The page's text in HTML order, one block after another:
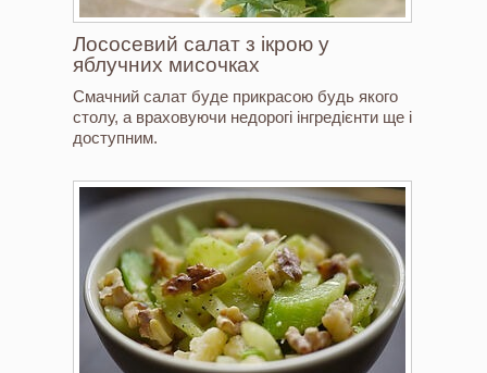
Лососевий салат з ікрою у
яблучних мисочках
Смачний салат буде прикрасою будь якого
столу, а враховуючи недорогі інгредієнти ще і
доступним.